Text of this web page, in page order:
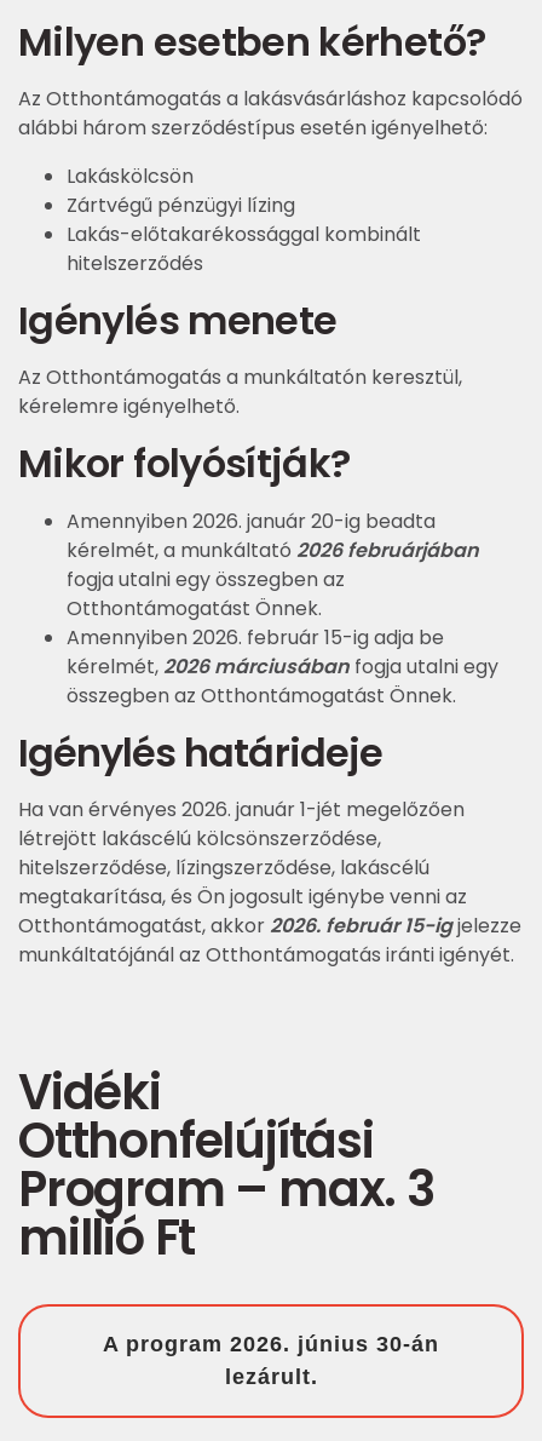
Milyen esetben kérhető?
Az Otthontámogatás a lakásvásárláshoz kapcsolódó
alábbi három szerződéstípus esetén igényelhető:
Lakáskölcsön
Zártvégű pénzügyi lízing
Lakás-előtakarékossággal kombinált
hitelszerződés
Igénylés menete
Az Otthontámogatás a munkáltatón keresztül,
kérelemre igényelhető.
Mikor folyósítják?
Amennyiben 2026. január 20-ig beadta
kérelmét, a munkáltató 2026 februárjában
fogja utalni egy összegben az
Otthontámogatást Önnek.
Amennyiben 2026. február 15-ig adja be
kérelmét, 2026 márciusában fogja utalni egy
összegben az Otthontámogatást Önnek.
Igénylés határideje
Ha van érvényes 2026. január 1-jét megelőzően
létrejött lakáscélú kölcsönszerződése,
hitelszerződése, lízingszerződése, lakáscélú
megtakarítása, és Ön jogosult igénybe venni az
Otthontámogatást, akkor 2026. február 15-igjelezze
munkáltatójánál az Otthontámogatás iránti igényét.
Vidéki
Otthonfelújítási
Program – max. 3
millió Ft
A program 2026. június 30-án
lezárult.